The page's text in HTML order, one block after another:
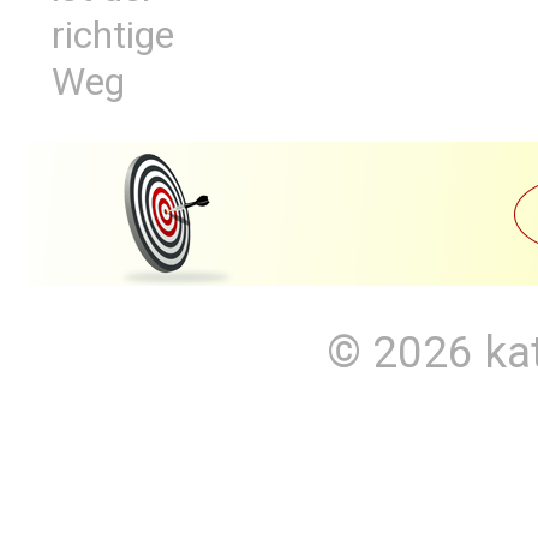
richtige
Weg
© 2026